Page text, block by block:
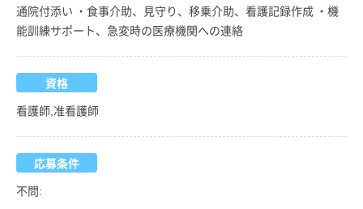
通院付添い ・食事介助、見守り、移乗介助、看護記録作成 ・機
能訓練サポート、急変時の医療機関への連絡
資格
看護師,准看護師
応募条件
不問: